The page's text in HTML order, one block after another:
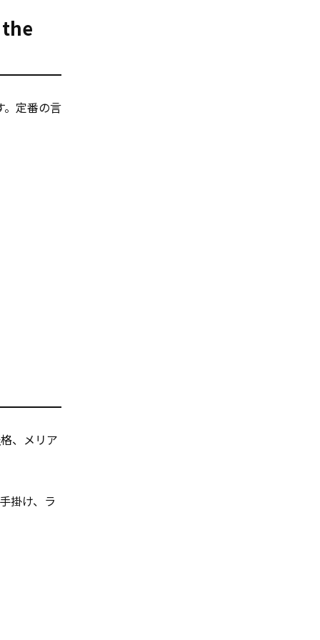
the
。定番の言
格、メリア
掛け、ラ